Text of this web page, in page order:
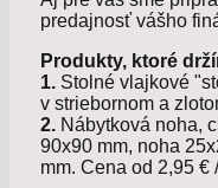
ZINKOVANIE
VÝROBKY
NÁBYTKOVÉ
KOVANIE
VETERÁNY
O NÁS
HISTÓRIA A
SÚČASNOSŤ
TECHNOLOGICKÉ
predajnosť vášho
Produkty, ktoré
1. Stolné vlajkové
v striebornom a
2. Nábytková noha,
90x90 mm, noha
mm. Cena od 2,95 €